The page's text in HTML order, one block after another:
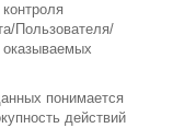
Пользователя/
оказываемых
понимается
действий